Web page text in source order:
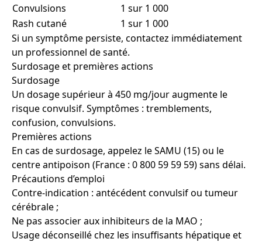
Convulsions
1 sur 1 000
Rash cutané
1 sur 1 000
Si un symptôme persiste, contactez immédiatement
un professionnel de santé.
Surdosage et premières actions
Surdosage
Un dosage supérieur à 450 mg/jour augmente le
risque convulsif. Symptômes : tremblements,
confusion, convulsions.
Premières actions
En cas de surdosage, appelez le SAMU (15) ou le
centre antipoison (France : 0 800 59 59 59) sans délai.
Précautions d’emploi
Contre-indication : antécédent convulsif ou tumeur
cérébrale ;
Ne pas associer aux inhibiteurs de la MAO ;
Usage déconseillé chez les insuffisants hépatique et